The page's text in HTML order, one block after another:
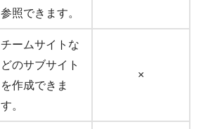
参照できます。
チームサイトな
どのサブサイト
を作成できま
す。
×